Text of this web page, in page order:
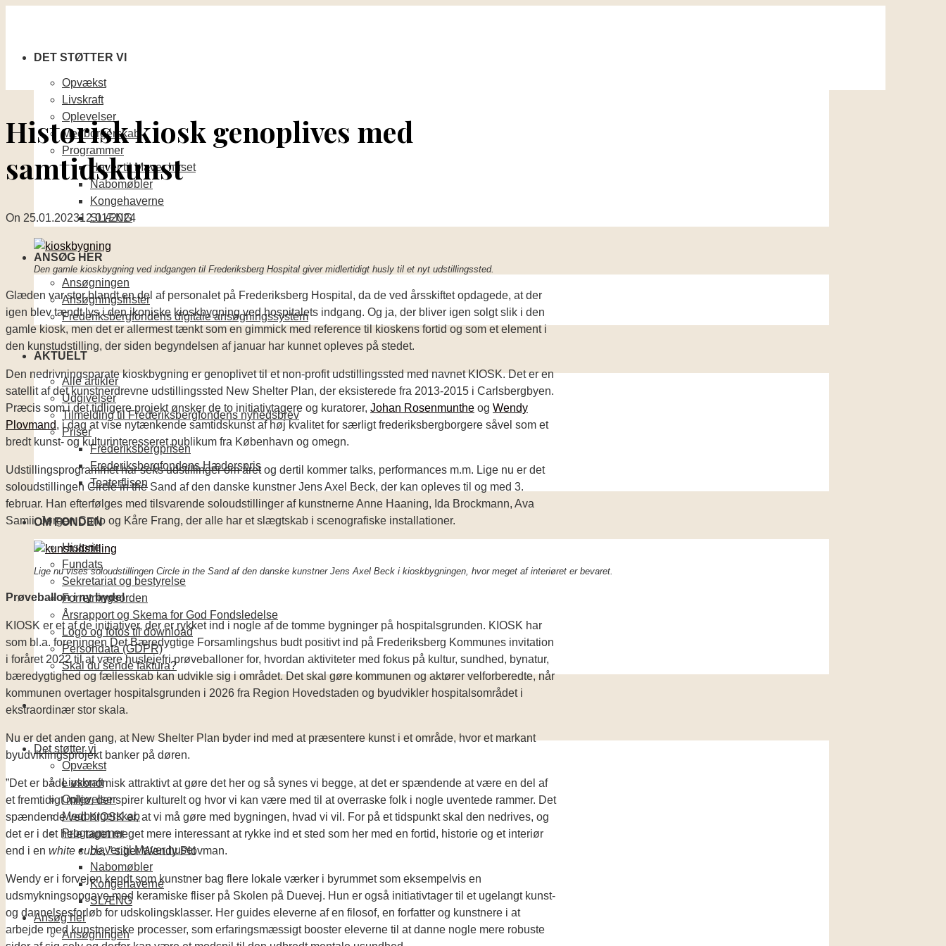
DET STØTTER VI
Opvækst
Livskraft
Oplevelser
Medborgerskab
Programmer
Haver til Maver huset
Nabomøbler
Kongehaverne
SLÆNG
ANSØG HER
Ansøgningen
Ansøgningsfrister
Frederiksbergfondens digitale ansøgningssystem
AKTUELT
Alle artikler
Udgivelser
Tilmelding til Frederiksbergfondens nyhedsbrev
Priser
Frederiksbergprisen
Frederiksbergfondens Hæderspris
Teaterflisen
OM FONDEN
Historie
Fundats
Sekretariat og bestyrelse
Forretningsorden
Årsrapport og Skema for God Fondsledelse
Logo og fotos til download
Persondata (GDPR)
Skal du sende faktura?
Det støtter vi
Opvækst
Livskraft
Oplevelser
Medborgerskab
Programmer
Haver til Maver huset
Nabomøbler
Kongehaverne
SLÆNG
Ansøg her
Ansøgningen
Historisk kiosk genoplives med
samtidskunst
On 25.01.202312.01.2024
Den gamle kioskbygning ved indgangen til Frederiksberg Hospital giver midlertidigt husly til et nyt udstillingssted.
Glæden var stor blandt en del af personalet på Frederiksberg Hospital, da de ved årsskiftet opdagede, at der
igen blev tændt lys i den ikoniske kioskbygning ved hospitalets indgang. Og ja, der bliver igen solgt slik i den
gamle kiosk, men det er allermest tænkt som en gimmick med reference til kioskens fortid og som et element i
den kunstudstilling, der siden begyndelsen af januar har kunnet opleves på stedet.
Den nedrivningsparate kioskbygning er genoplivet til et non-profit udstillingssted med navnet KIOSK. Det er en
satellit af det kunstnerdrevne udstillingssted New Shelter Plan, der eksisterede fra 2013-2015 i Carlsbergbyen.
Præcis som i det tidligere projekt ønsker de to initiativtagere og kuratorer, Johan Rosenmunthe og Wendy
Plovmand, i dag at vise nytænkende samtidskunst af høj kvalitet for særligt frederiksbergborgere såvel som et
bredt kunst- og kulturinteresseret publikum fra København og omegn.
Udstillingsprogrammet har seks udstillinger om året og dertil kommer talks, performances m.m. Lige nu er det
soloudstillingen Circle in the Sand af den danske kunstner Jens Axel Beck, der kan opleves til og med 3.
februar. Han efterfølges med tilsvarende soloudstillinger af kunstnerne Anne Haaning, Ida Brockmann, Ava
Samii, Jørgen Carlo og Kåre Frang, der alle har et slægtskab i scenografiske installationer.
Lige nu vises soloudstillingen Circle in the Sand af den danske kunstner Jens Axel Beck i kioskbygningen, hvor meget af interiøret er bevaret.
Prøveballon i ny bydel
KIOSK er et af de initiativer, der er rykket ind i nogle af de tomme bygninger på hospitalsgrunden. KIOSK har
som bl.a. foreningen Det Bæredygtige Forsamlingshus budt positivt ind på Frederiksberg Kommunes invitation
i foråret 2022 til at være huslejefri prøveballoner for, hvordan aktiviteter med fokus på kultur, sundhed, bynatur,
bæredygtighed og fællesskab kan udvikle sig i området. Det skal gøre kommunen og aktører velforberedte, når
kommunen overtager hospitalsgrunden i 2026 fra Region Hovedstaden og byudvikler hospitalsområdet i
ekstraordinær stor skala.
Nu er det anden gang, at New Shelter Plan byder ind med at præsentere kunst i et område, hvor et markant
byudviklingsprojekt banker på døren.
”Det er både økonomisk attraktivt at gøre det her og så synes vi begge, at det er spændende at være en del af
et fremtidigt miljø, der spirer kulturelt og hvor vi kan være med til at overraske folk i nogle uventede rammer. Det
spændende ved KIOSK er, at vi må gøre med bygningen, hvad vi vil. For på et tidspunkt skal den nedrives, og
det er i det hele taget meget mere interessant at rykke ind et sted som her med en fortid, historie og et interiør
end i en white cube, ” siger Wendy Plovman.
Wendy er i forvejen kendt som kunstner bag flere lokale værker i byrummet som eksempelvis en
udsmykningsopgave med keramiske fliser på Skolen på Duevej. Hun er også initiativtager til et ugelangt kunst-
og dannelsesforløb for udskolingsklasser. Her guides eleverne af en filosof, en forfatter og kunstnere i at
arbejde med kunstneriske processer, som erfaringsmæssigt booster eleverne til at danne nogle mere robuste